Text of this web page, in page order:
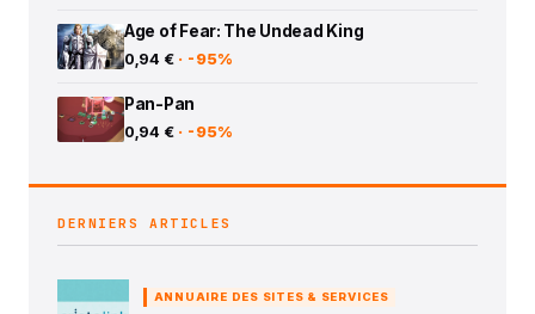
Age of Fear: The Undead King
0,94 € · -95%
Pan-Pan
0,94 € · -95%
DERNIERS ARTICLES
ANNUAIRE DES SITES & SERVICES